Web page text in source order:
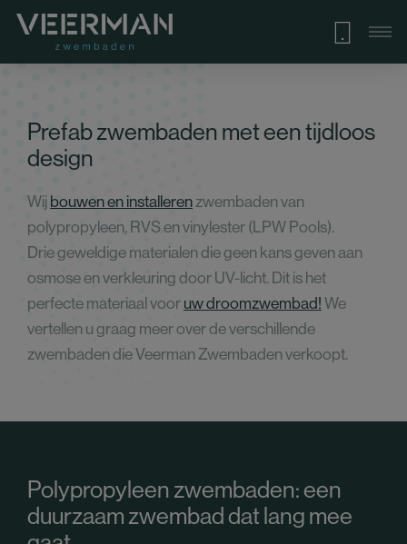
Prefab zwembaden met een tijdloos
design
Wijbouwen en installerenzwembaden van
polypropyleen, RVS en vinylester (LPW Pools).
Drie geweldige materialen die geen kans geven aan
osmose en verkleuring door UV-licht. Dit is het
perfecte materiaal vooruw droomzwembad!We
vertellen u graag meer over de verschillende
zwembaden die Veerman Zwembaden verkoopt.
Polypropyleen zwembaden: een
duurzaam zwembad dat lang mee